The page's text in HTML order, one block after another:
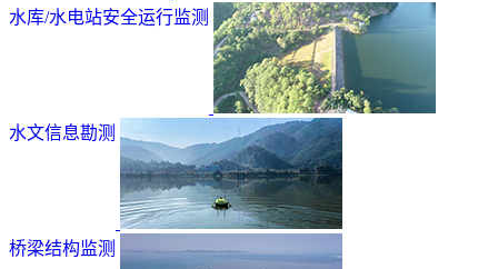
水库/水电站安全运行监测
水文信息勘测
桥梁结构监测